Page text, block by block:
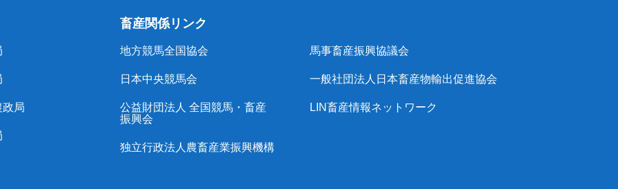
政局
畜産関係リンク
地方競馬全国協会
日本中央競馬会
公益財団法人 全国競馬・畜産
振興会
独立行政法人農畜産業振興機構
馬事畜産振興協議会
一般社団法人日本畜産物輸出促進協会
LIN畜産情報ネットワーク